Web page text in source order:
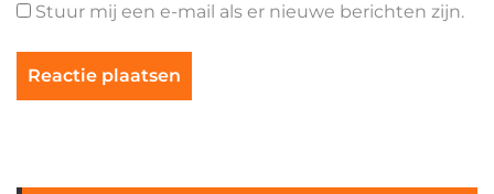
Stuur mij een e-mail als er nieuwe berichten zijn.